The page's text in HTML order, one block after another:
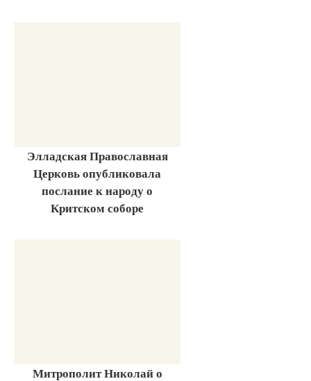
Элладская Православная
Церковь опубликовала
послание к народу о
Критском соборе
Митрополит Николай о